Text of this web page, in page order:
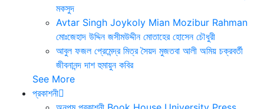
মকসুদ
Avtar Singh Joykoly Mian Mozibur Rahman
মোঃজেহাদ উদ্দিন জসীমউদ্দীন মোতাহের হোসেন চৌধুরী
আবুল ফজল প্রেমেন্দ্র মিত্র সৈয়দ মুজতবা আলী অমিয় চক্রবর্তী
জীবনানন্দ দাশ হুমায়ুন কবির
See More
প্রকাশনী